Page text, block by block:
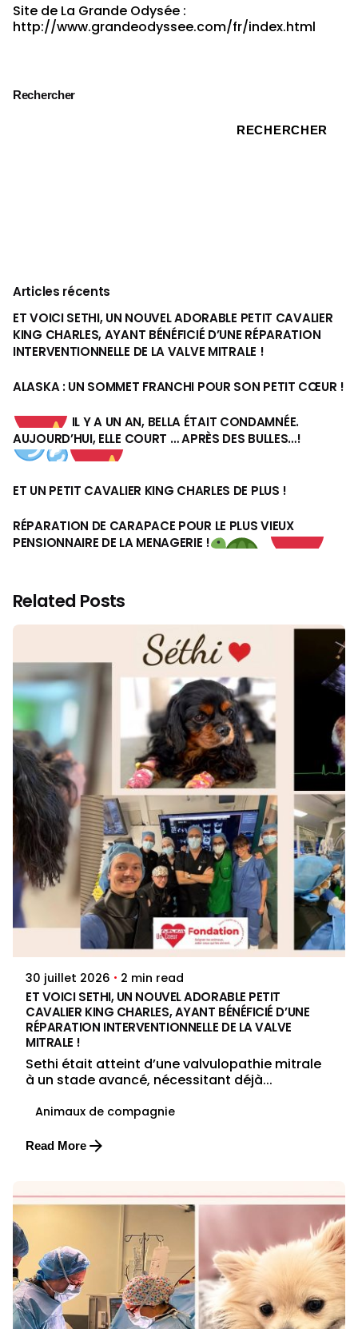
Rechercher
RECHERCHER
Articles récents
ET VOICI SETHI, UN NOUVEL ADORABLE PETIT CAVALIER
KING CHARLES, AYANT BÉNÉFICIÉ D’UNE RÉPARATION
INTERVENTIONNELLE DE LA VALVE MITRALE !
ALASKA : UN SOMMET FRANCHI POUR SON PETIT CŒUR !
IL Y A UN AN, BELLA ÉTAIT CONDAMNÉE.
AUJOURD’HUI, ELLE COURT … APRÈS DES BULLES…!
ET UN PETIT CAVALIER KING CHARLES DE PLUS !
RÉPARATION DE CARAPACE POUR LE PLUS VIEUX
PENSIONNAIRE DE LA MENAGERIE !
Site de La Grande Odysée :
http://www.grandeodyssee.com/fr/index.html
Related Posts
Posted by
Jenna Pacini
30 juillet 2026 2 min read
ET VOICI SETHI, UN NOUVEL ADORABLE PETIT
CAVALIER KING CHARLES, AYANT BÉNÉFICIÉ D’UNE
RÉPARATION INTERVENTIONNELLE DE LA VALVE
MITRALE !
Sethi était atteint d’une valvulopathie mitrale
à un stade avancé, nécessitant déjà...
Animaux de compagnie
Read More